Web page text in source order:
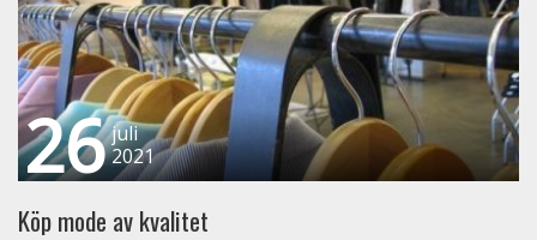
26 juli
2021
Köp mode av kvalitet